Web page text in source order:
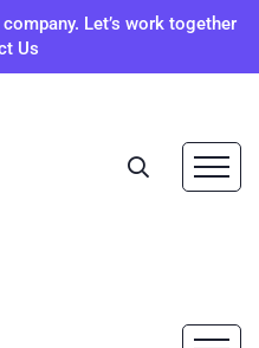
Let’s work together
Us